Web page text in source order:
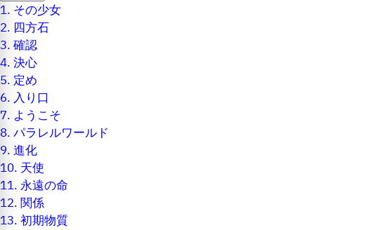
1. その少女
2. 四方石
3.確認
4.決心
5.定め
6.入り口
7. ようこそ
8.パラレルワールド
9.進化
10. 天使
11.永遠の命
12.関係
13.初期物質